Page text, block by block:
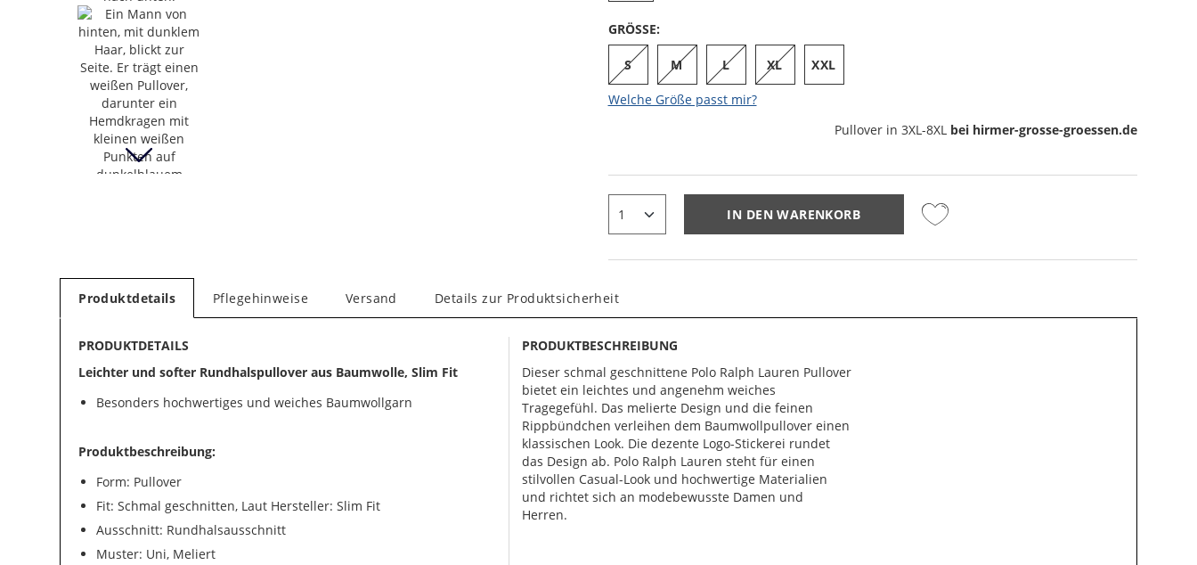
GRÖSSE:
S M L XL XXL
Welche Größe passt mir?
Pullover in 3XL-8XL bei hirmer-grosse-groessen.de
IN DEN WARENKORB
Produktdetails Pflegehinweise Versand Details zur Produktsicherheit
PRODUKTDETAILS
Leichter und softer Rundhalspullover aus Baumwolle, Slim Fit
Besonders hochwertiges und weiches Baumwollgarn
Produktbeschreibung:
Form: Pullover
Fit: Schmal geschnitten, Laut Hersteller: Slim Fit
Ausschnitt: Rundhalsausschnitt
Muster: Uni, Meliert
PRODUKTBESCHREIBUNG
Dieser schmal geschnittene Polo Ralph Lauren Pullover
bietet ein leichtes und angenehm weiches
Tragegefühl. Das melierte Design und die feinen
Rippbündchen verleihen dem Baumwollpullover einen
klassischen Look. Die dezente Logo-Stickerei rundet
das Design ab. Polo Ralph Lauren steht für einen
stilvollen Casual-Look und hochwertige Materialien
und richtet sich an modebewusste Damen und
Herren.